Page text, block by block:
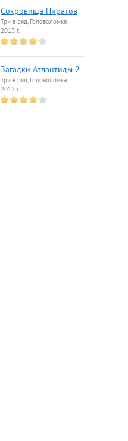
Сокровища Пиратов
Три в ряд, Головоломка
2013 г.
Загадки Атлантиды 2
Три в ряд, Головоломка
2012 г.